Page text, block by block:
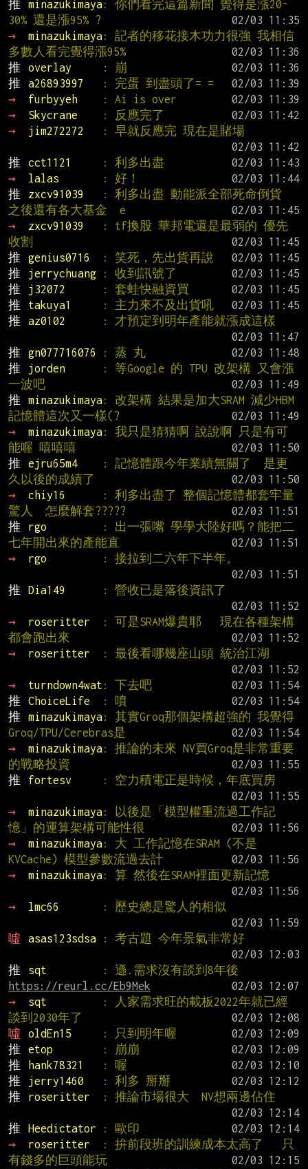
推 minazukimaya: 你們看完這篇新聞 覺得是漲20-
30% 還是漲95% ?
→
minazukimaya: 記者的移花接木功力很強 我相信
多數人看完覺得漲95%
推
overlay : 崩
推
a26893997 : 完蛋 到盡頭了= =
→
furbyyeh : Ai is over
→
Skycrane : 反應完了
→
jim272272
: 早就反應完 現在是賭場
推
cct1121 : 利多出盡
→
lalas : 好！
推
zxcv91039
: 利多出盡 動能派全部死命倒貨
之後還有各大基金  e
→
zxcv91039
: tf換股 華邦電還是最弱的 優先
收割
推
genius0716 : 笑死，先出貨再說
推
jerrychuang : 收到訊號了
推
j32072 : 套蛙快融資買
推
takuya1 : 主力來不及出貨吼
推
az0102
: 才預定到明年產能就漲成這樣
推
gn077716076 : 蒸 丸
推
jorden
: 等Google 的 TPU 改架構 又會漲
一波吧
推
minazukimaya: 改架構 結果是加大SRAM 減少HBM
記憶體這次又一樣(?
→
minazukimaya: 我只是猜猜啊 說說啊 只是有可
能喔 嘻嘻嘻
推
ejru65m4
: 記憶體跟今年業績無關了  是更
久以後的成績了
→
chiy16
: 利多出盡了 整個記憶體都套牢量
驚人  怎麼解套?????
推
rgo
: 出一張嘴 學學大陸好嗎？能把二
七年開出來的產能直
→
rgo
: 接拉到二六年下半年。
推
Dia149
: 營收已是落後資訊了
→
roseritter
: 可是SRAM爆貴耶   現在各種架構
都會跑出來
→
roseritter
: 最後看哪幾座山頭 統治江湖
→
turndown4wat : 下去吧
推
ChoiceLife : 噴
推
minazukimaya: 其實Groq那個架構超強的 我覺得
Groq/TPU/Cerebras是
→
minazukimaya: 推論的未來 NV買Groq是非常重要
的戰略投資
推
fortesv
: 空力積電正是時候，年底買房
→
minazukimaya: 以後是「模型權重流過工作記
憶」的運算架構可能性很
→
minazukimaya: 大 工作記憶在SRAM (不是
KVCache) 模型參數流過去計
→
minazukimaya: 算 然後在SRAM裡面更新記憶
→
lmc66
: 歷史總是驚人的相似
噓
asas123sdsa
: 考古題 今年景氣非常好
推
sqt
https://reurl.cc/Eb9Mek
→
sqt
: 人家需求旺的載板2022年就已經
談到2030年了
噓
oldEn15 : 只到明年喔
推
etop : 崩崩
推
hank78321 : 喔
推
jerry1460 : 利多 掰掰
推
roseritter
: 推論市場很大  NV想兩邊佔住
推
Heedictator : 歐印
→
roseritter
: 拚前段班的訓練成本太高了   只
有錢多的巨頭能玩